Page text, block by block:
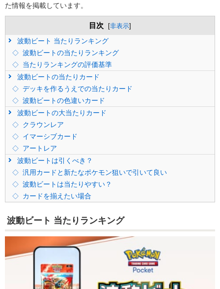
た情報を掲載しています。
目次 [非表示]
波動ビート 当たりランキング
波動ビートの当たりランキング
当たりランキングの評価基準
波動ビートの当たりカード
デッキを作るうえでの当たりカード
波動ビートの色違いカード
波動ビートの大当たりカード
クラウンレア
イマーシブカード
アートレア
波動ビートは引くべき？
汎用カードと新たなポケモン狙いで引いて良い
波動ビートは当たりやすい？
カードを揃えたい場合
波動ビート 当たりランキング